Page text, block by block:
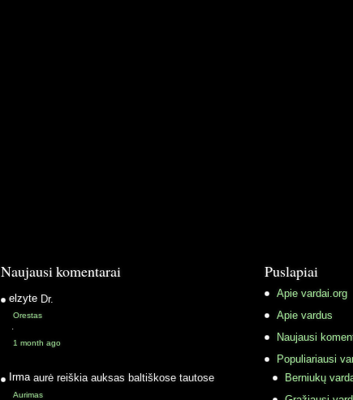
Naujausi komentarai
elzyte Dr.
Orestas
·
1 month ago
Irma aurė reiškia auksas baltiškose tautose
Aurimas
Puslapiai
Apie vardai.org
Apie vardus
Naujausi
Populiariausi
Berniukų